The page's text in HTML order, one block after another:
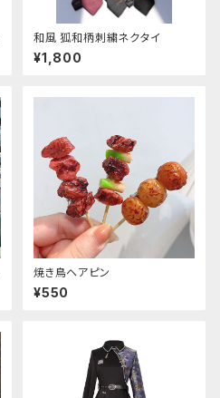
和風 狐和柄刺繍ネクタイ
¥1,800
焼き鳥ヘアピン
¥550